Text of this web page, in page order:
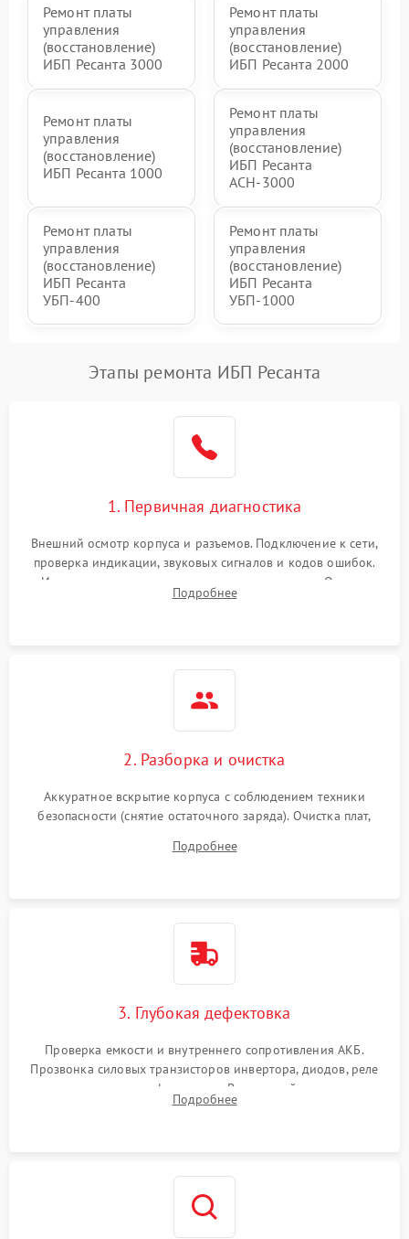
Повреждение системы
защиты от перегрева
1000 ₽ Подробнее →
перенапряжения
1500 ₽ Подробнее →
Ремонт платы
управления
(восстановление)
ИБП Ресанта 3000
Ремонт платы
управления
(восстановление)
ИБП Ресанта 2000
Ремонт платы
управления
(восстановление)
ИБП Ресанта 1000
Ремонт платы
управления
(восстановление)
ИБП Ресанта
АСН-3000
Ремонт платы
управления
(восстановление)
ИБП Ресанта
УБП-400
Ремонт платы
управления
(восстановление)
ИБП Ресанта
УБП-1000
Этапы ремонта ИБП Ресанта
1. Первичная диагностика
Внешний осмотр корпуса и разъемов. Подключение к сети,
проверка индикации, звуковых сигналов и кодов ошибок.
Измерение входного и выходного напряжения. Оценка
реакции ИБП на отключение основного питания без
Подробнее
2. Разборка и очистка
Аккуратное вскрытие корпуса с соблюдением техники
безопасности (снятие остаточного заряда). Очистка плат,
и кистей для предотвращения перегрева и замыканий.
Подробнее
3. Глубокая дефектовка
Проверка емкости и внутреннего сопротивления АКБ.
Прозвонка силовых транзисторов инвертора, диодов, реле
переключения и трансформатора. Визуальный поиск вздутых
конденсаторов и прогаров на печатной плате.
Подробнее